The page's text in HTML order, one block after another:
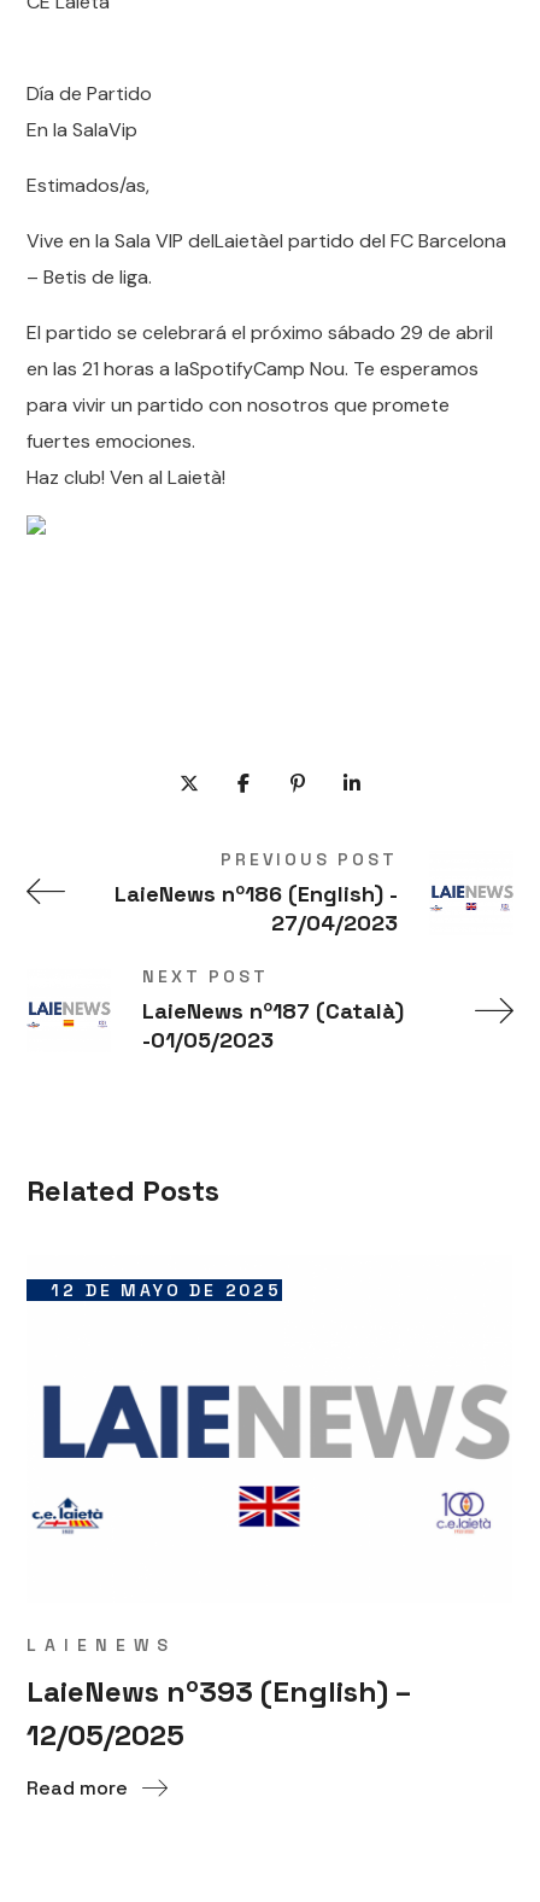
Día de Partido
En la SalaVip
Estimados/as,
Vive en la Sala VIP delLaietàel partido del FC Barcelona
– Betis de liga.
El partido se celebrará el próximo sábado 29 de abril
en las 21 horas a laSpotifyCamp Nou. Te esperamos
para vivir un partido con nosotros que promete
fuertes emociones.
Haz club! Ven al Laietà!
PREVIOUS POST
LaieNews nº186 (English) -
27/04/2023
NEXT POST
LaieNews nº187 (Català)
-01/05/2023
Related Posts
12 DE MAYO DE 2025
LAIENEWS
LaieNews nº393 (English) –
12/05/2025
Read more